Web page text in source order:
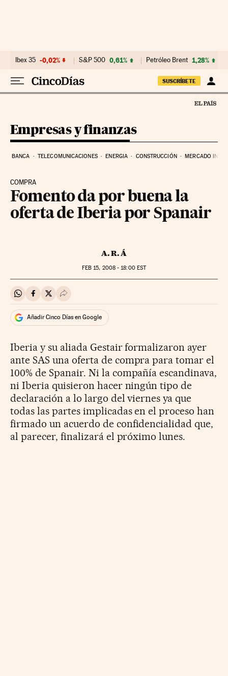
Ibex 35 -0,02% S&P 500 0,61% Petróleo Brent 1,28%
SUSCRÍBETE
Empresas y finanzas
BANCA TELECOMUNICACIONES ENERGIA CONSTRUCCIÓN MERCADO
COMPRA
Fomento da por buena la
oferta de Iberia por Spanair
A. R. Á
FEB 15, 2008 - 18:00EST
Compartir en Whatsapp
Compartir en Facebook
Compartir en Twitter
Desplegar Redes Sociales
Añadir Cinco Días en Google
Iberia y su aliada Gestair formalizaron ayer
ante SAS una oferta de compra para tomar el
100% de Spanair. Ni la compañía escandinava,
ni Iberia quisieron hacer ningún tipo de
declaración a lo largo del viernes ya que
todas las partes implicadas en el proceso han
firmado un acuerdo de confidencialidad que,
al parecer, finalizará el próximo lunes.